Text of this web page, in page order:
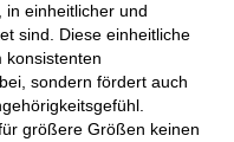
einheitlicher und
sind. Diese einheitliche
konsistenten
sondern fördert auch
größere Größen keinen